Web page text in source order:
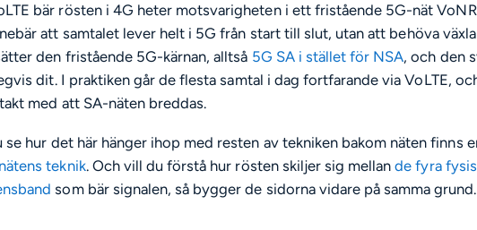
bär rösten i 4G heter motsvarigheten i ett fristående 5G-nät
att samtalet lever helt i 5G från start till slut, utan att behöva
den fristående 5G-kärnan, alltså 5G SA i stället för NSA, och den
dit. I praktiken går de flesta samtal i dag fortfarande via VoLTE,
med att SA-näten breddas.
se hur det här hänger ihop med resten av tekniken bakom näten finns
teknik. Och vill du förstå hur rösten skiljer sig mellande fyra
som bär signalen, så bygger de sidorna vidare på samma grund.